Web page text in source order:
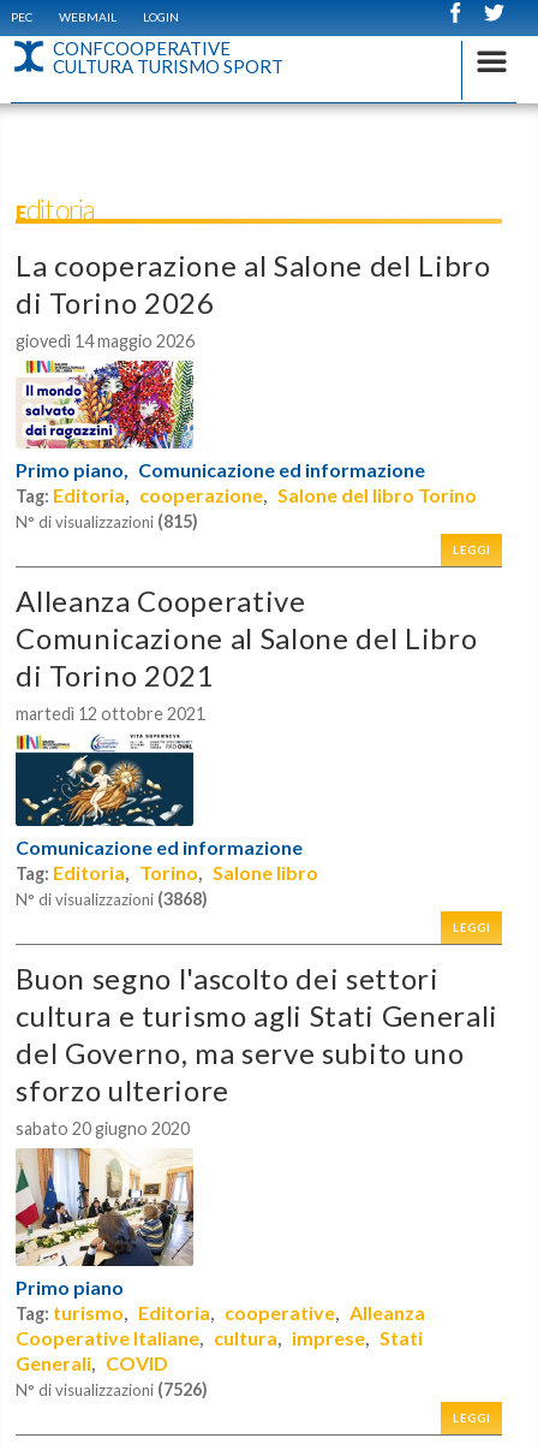
PEC WEBMAIL LOGIN
CONFCOOPERATIVE
CULTURA TURISMO SPORT
Editoria
La cooperazione al Salone del Libro
di Torino 2026
giovedì 14 maggio 2026
Primo piano, Comunicazione ed informazione
Tag: Editoria, cooperazione,Salone del libro Torino
N° di visualizzazioni (815)
LEGGI
Alleanza Cooperative
Comunicazione al Salone del Libro
di Torino 2021
martedì 12 ottobre 2021
Comunicazione ed informazione
Tag: Editoria, Torino,Salone libro
N° di visualizzazioni (3868)
LEGGI
Buon segno l'ascolto dei settori
cultura e turismo agli Stati Generali
del Governo, ma serve subito uno
sforzo ulteriore
sabato 20 giugno 2020
Primo piano
Tag: turismo, Editoria, cooperative,Alleanza
Cooperative Italiane, cultura, imprese,Stati
Generali, COVID
N° di visualizzazioni (7526)
LEGGI